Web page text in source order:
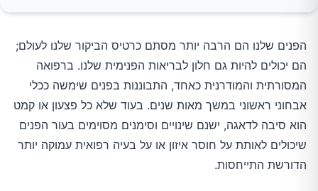
1. עיגולים שחורים או "שקיות" מתחת לעיניים
2. עור ועיניים בגוון צהבהב (צהבת)
3. "פריחת פרפר" על הלחיים והאף
4. פנים נפוחות ובצקתיות
הפנים שלנו הם הרבה יותר מסתם כרטיס הביקור שלנו לעולם;
הם יכולים להיות גם חלון לבריאות הפנימית שלנו. ברפואה
המסורתית והמודרנית כאחד, התבוננות בפנים שימשה ככלי
אבחוני ראשוני במשך מאות שנים. בעוד שלא כל פצעון או קמט
הוא סיבה לדאגה, ישנם שינויים וסימנים מסוימים בעור הפנים
שיכולים לאותת על חוסר איזון או על בעיה רפואית עמוקה יותר
הדורשת התייחסות.